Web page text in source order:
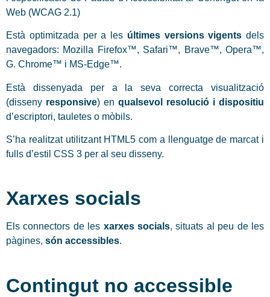
Web (WCAG 2.1)
Està optimitzada per a les últimes versions vigents dels
navegadors: Mozilla Firefox™, Safari™, Brave™, Opera™,
G. Chrome™ i MS-Edge™.
Està dissenyada per a la seva correcta visualització
(disseny responsive) en qualsevol resolució i dispositiu
d’escriptori, tauletes o mòbils.
S’ha realitzat utilitzant HTML5 com a llenguatge de marcat i
fulls d’estil CSS 3 per al seu disseny.
Xarxes socials
Els connectors de les xarxes socials, situats al peu de les
pàgines, són accessibles.
Contingut no accessible